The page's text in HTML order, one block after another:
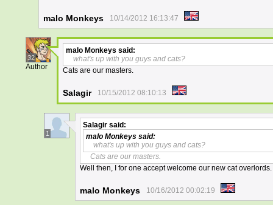
malo Monkeys 10/14/2012 16:13:47
32
Author
malo Monkeys said:
what's up with you guys and cats?
Cats are our masters.
Salagir 10/15/2012 08:10:13
1
Salagir said:
malo Monkeys said:
what's up with you guys and cats?
Cats are our masters.
Well then, I for one accept welcome our new cat overlords.
malo Monkeys 10/16/2012 00:02:19